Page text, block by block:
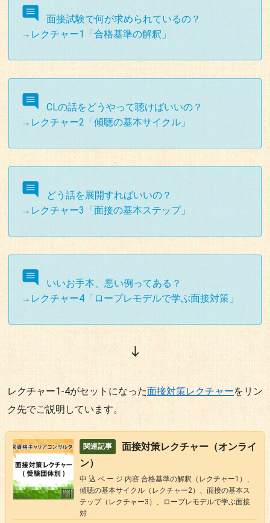
面接試験で何が求められているの？
→レクチャー1「合格基準の解釈」
CLの話をどうやって聴けばいいの？
→レクチャー2「傾聴の基本サイクル」
どう話を展開すればいいの？
→レクチャー3「面接の基本ステップ」
いいお手本、悪い例ってある？
→レクチャー4「ロープレモデルで学ぶ面接対策」
south
レクチャー1-4がセットになった面接対策レクチャーをリン
ク先でご説明しています。
面接対策レクチャー（オンライ
ン）
申 込 ペ ー ジ 内容 合格基準の解釈（レクチャー1）、
傾聴の基本サイクル（レクチャー2）、面接の基本ス
テップ（レクチャー3）、ロープレモデルで学ぶ面接
対